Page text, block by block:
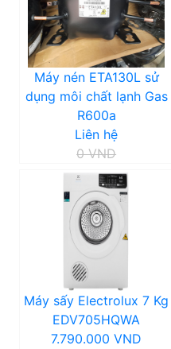
Máy nén ETA130L sử
dụng môi chất lạnh Gas
R600a
Liên hệ
0 VND
Máy sấy Electrolux 7 Kg
EDV705HQWA
7.790.000 VND